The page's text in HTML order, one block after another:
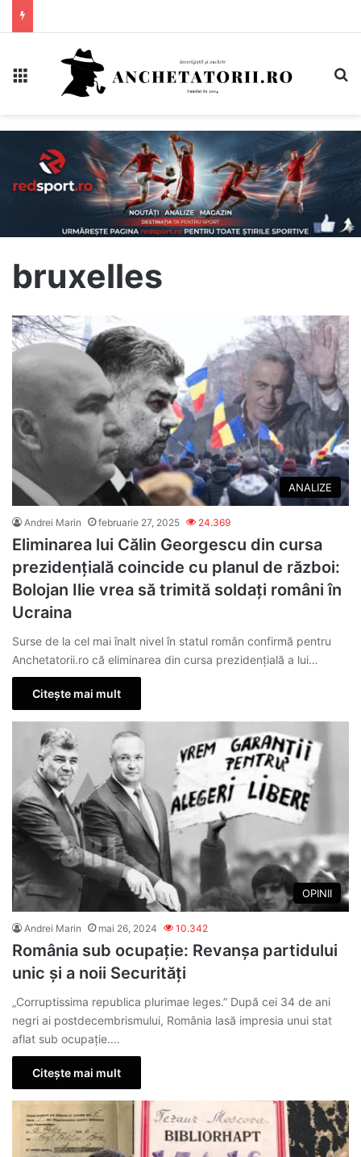
bruxelles
ANALIZE
Andrei Marin februarie 27, 2025 24.369
Eliminarea lui Călin Georgescu din cursa
prezidențială coincide cu planul de război:
Bolojan Ilie vrea să trimită soldați români în
Ucraina
Surse de la cel mai înalt nivel în statul român confirmă pentru
Anchetatorii.ro că eliminarea din cursa prezidențială a lui…
Citește mai mult
OPINII
Andrei Marin mai 26, 2024 10.342
România sub ocupație: Revanșa partidului
unic și a noii Securități
„Corruptissima republica plurimae leges.” După cei 34 de ani
negri ai postdecembrismului, România lasă impresia unui stat
aflat sub ocupaţie.…
Citește mai mult